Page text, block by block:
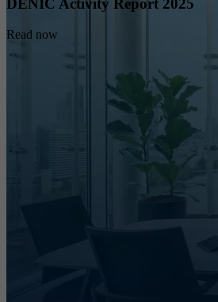
DENIC Activity Report 2025
Read now